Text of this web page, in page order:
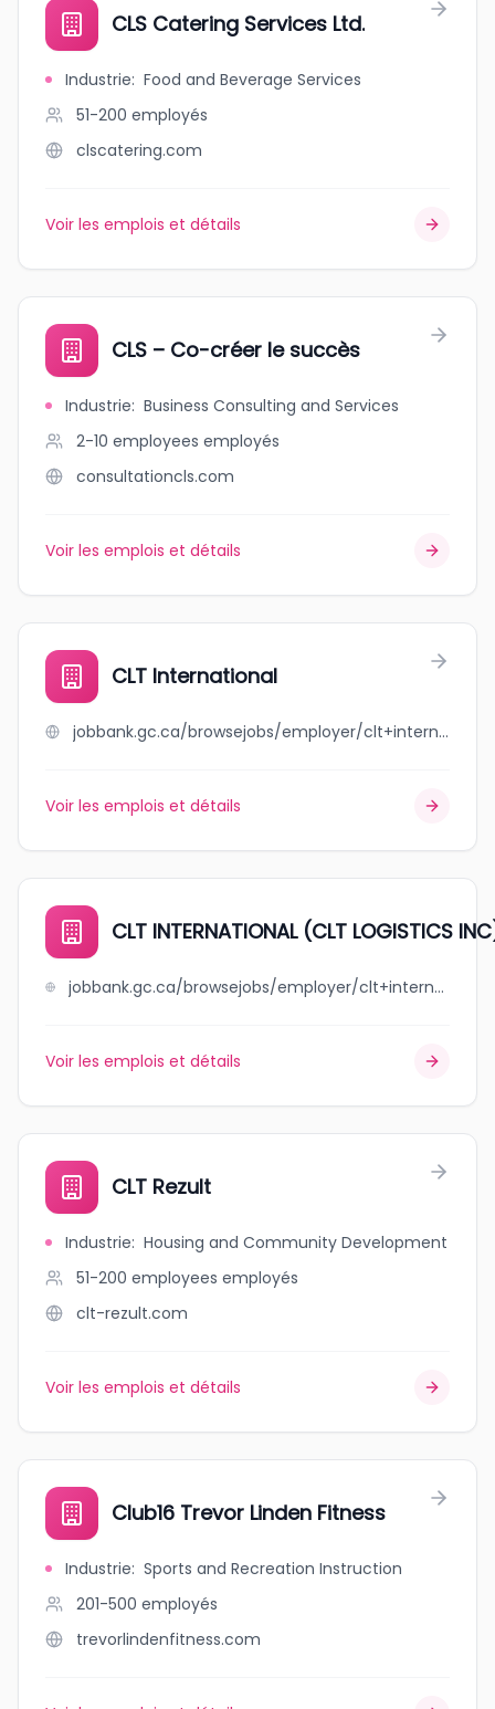
CLS Catering Services Ltd.
Industrie: Food and Beverage Services
51-200 employés
clscatering.com
Voir les emplois et détails
CLS – Co-créer le succès
Industrie: Business Consulting and Services
2-10 employees employés
consultationcls.com
Voir les emplois et détails
CLT International
jobbank.gc.ca/browsejobs/employer/clt+international/ca
Voir les emplois et détails
CLT INTERNATIONAL (CLT LOGISTICS
jobbank.gc.ca/browsejobs/employer/clt+international+%28clt+logistics+inc%29/ca
Voir les emplois et détails
CLT Rezult
Industrie: Housing and Community Development
51-200 employees employés
clt-rezult.com
Voir les emplois et détails
Club16 Trevor Linden Fitness
Industrie: Sports and Recreation Instruction
201-500 employés
trevorlindenfitness.com